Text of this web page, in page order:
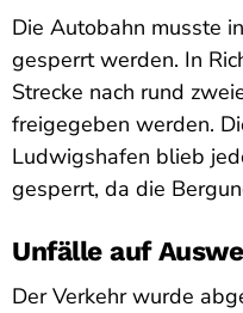
Die Autobahn musste
gesperrt werden. In
Strecke nach rund
freigegeben werden.
Ludwigshafen blieb
gesperrt, da die
Unfälle auf
Der Verkehr wurde